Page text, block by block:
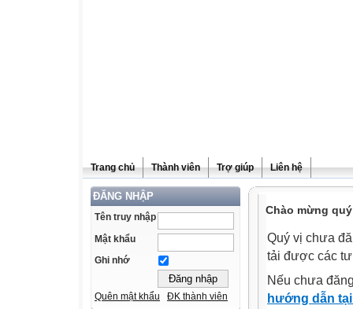
Trang chủ Thành viên Trợ giúp Liên hệ
ĐĂNG NHẬP
Tên truy nhập
Mật khẩu
Ghi nhớ
Quên mật khẩu ĐK thành viên
Chào mừng
Quý vị chưa
tải được các
Nếu chưa
hướng dẫn